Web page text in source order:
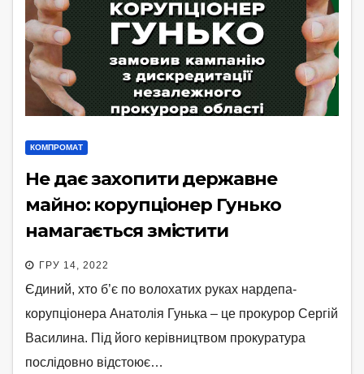
КОМПРОМАТ
Не дає захопити державне
майно: корупціонер Гунько
намагається змістити
незалежного прокурора
Чернігівщини
ГРУ 14, 2022
Єдиний, хто б’є по волохатих руках нардепа-
корупціонера Анатолія Гунька – це прокурор Сергій
Василина. Під його керівництвом прокуратура
послідовно відстоює…